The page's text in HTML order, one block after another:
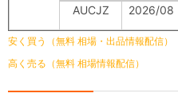
AUCJZ 2026/08
安く買う（無料 相場・出品情報配信）
高く売る（無料 相場情報配信）